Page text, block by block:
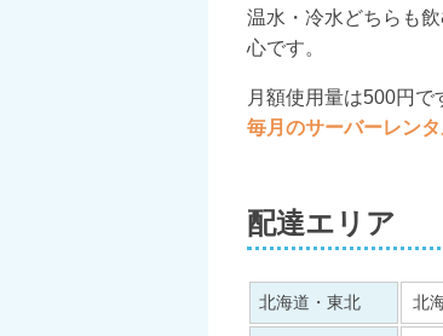
温水・冷水どちらも
心です。
月額使用量は500円で
毎月のサーバーレン
配達エリア
北海道・東北 北